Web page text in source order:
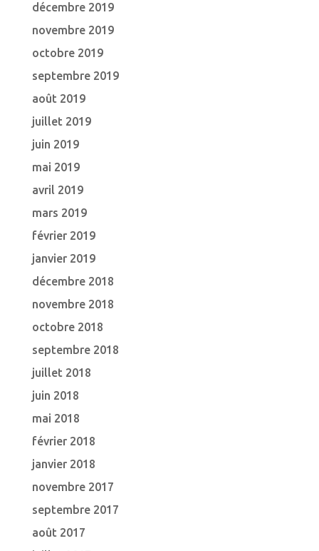
décembre 2019
novembre 2019
octobre 2019
septembre 2019
août 2019
juillet 2019
juin 2019
mai 2019
avril 2019
mars 2019
février 2019
janvier 2019
décembre 2018
novembre 2018
octobre 2018
septembre 2018
juillet 2018
juin 2018
mai 2018
février 2018
janvier 2018
novembre 2017
septembre 2017
août 2017